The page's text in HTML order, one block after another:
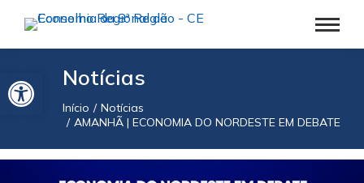
Barra de Ferramentas AbertaNotícias
Você está aqui:
Início
Notícias
AMANHÃ | ECONOMIA DO NORDESTE EM DEBATE